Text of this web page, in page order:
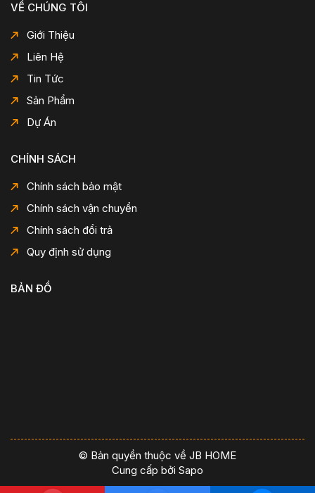
VỀ CHÚNG TÔI
Giới Thiệu
Liên Hệ
Tin Tức
Sản Phẩm
Dự Án
CHÍNH SÁCH
Chính sách bảo mật
Chính sách vận chuyển
Chính sách đổi trả
Quy định sử dụng
BẢN ĐỒ
© Bản quyền thuộc về JB HOME
Cung cấp bởi Sapo